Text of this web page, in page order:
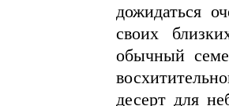
дожидаться
своих
обычный
десерт для